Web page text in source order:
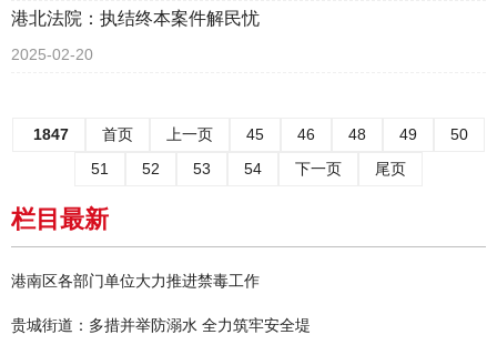
港北法院：执结终本案件解民忧
2025-02-20
1847 首页 上一页 45 46 48 49
50
51
52 53 54 下一页 尾页
栏目最新
港南区各部门单位大力推进禁毒工作
贵城街道：多措并举防溺水 全力筑牢安全堤